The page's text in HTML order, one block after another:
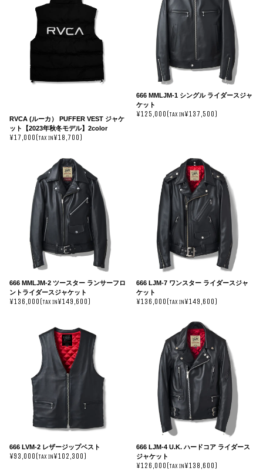
RVCA (ルーカ） PUFFER VEST ジャケ
ット【2023年秋冬モデル】2color
¥17,000(TAX IN¥18,700)
666 MMLJM-1 シングル ライダースジャ
ケット
¥125,000(TAX IN¥137,500)
666 MMLJM-2 ツースター ランサーフロ
ントライダースジャケット
¥136,000(TAX IN¥149,600)
666 LJM-7 ワンスター ライダースジャ
ケット
¥136,000(TAX IN¥149,600)
666 LVM-2 レザージップベスト
¥93,000(TAX IN¥102,300)
666 LJM-4 U.K. ハードコア ライダース
ジャケット
¥126,000(TAX IN¥138,600)